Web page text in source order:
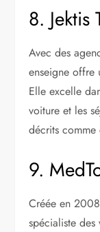
8. Jektis
Avec des
enseigne offre
Elle excelle
voiture et les
décrits comme
9.
Créée en
spécialiste